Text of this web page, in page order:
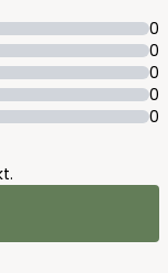
0
0
0
0
0